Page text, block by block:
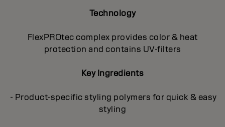
Technology
FlexPROtec complex provides color & heat
protection and contains UV-filters
Key Ingredients
- Product-specific styling polymers for quick & easy
styling